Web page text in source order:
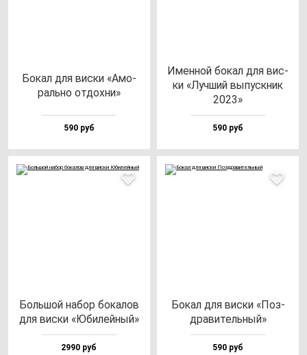
Бокал для вис­ки «Амо­
раль­но от­дох­ни»
590 руб
Имен­ной бо­кал для вис­
ки «Луч­ший вы­пус­кник
2023»
590 руб
Боль­шой на­бор бо­ка­лов
для вис­ки «Юби­лей­ный»
2990 руб
Бокал для вис­ки «Поз­
дра­ви­тель­ный»
590 руб